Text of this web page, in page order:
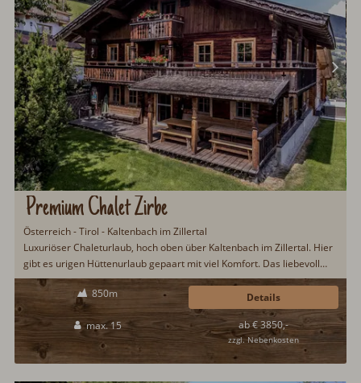
Premium Chalet Zirbe
Österreich - Tirol - Kaltenbach im Zillertal
Luxuriöser Chaleturlaub, hoch oben über Kaltenbach im Zillertal. Hier
gibt es urigen Hüttenurlaub gepaart mit viel Komfort. Das liebevoll
renovierte Chalet ist u.a. ausgestattet mit finnischer Sauna,
Kachelofen, Outdoor Whirlpool, Ski in/Ski out, Sonnenterrasse,
Weinklimaschrank u.v.m. Auf Wunsch gibt es auch jeden Morgen
frisches Backwaren in das Chalet...
850m
max. 15 ab € 3850,-
zzgl. Nebenkosten
Details